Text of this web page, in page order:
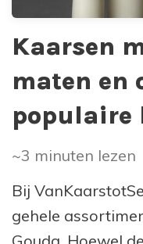
Kaarsen
maten en
populaire
~3 minuten lezen
Bij
gehele